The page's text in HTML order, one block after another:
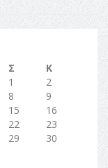
Σ
Κ
1
2
8
9
15
16
22
23
29
30